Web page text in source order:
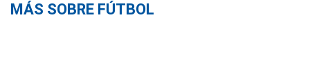
MÁS SOBRE FÚTBOL